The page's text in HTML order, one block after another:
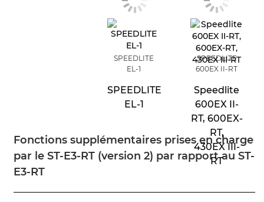
Fonctions supplémentaires prises en charge
par le ST-E3-RT (version 2) par rapport au ST-
E3-RT
SPEEDLITE
EL-1
SPEEDLITE
EL-1
SPEEDLITE
600EX II-RT
Speedlite
600EX II-
RT, 600EX-
RT,
430EX III-
RT